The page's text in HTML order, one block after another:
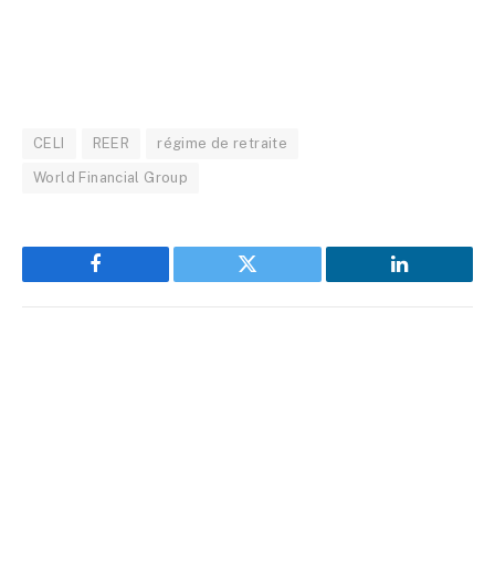
CELI REER régime de retraite
World Financial Group
Facebook Twitter LinkedIn